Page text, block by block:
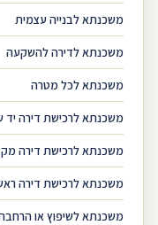
משכנתא לבנייה עצמית
משכנתא לדירה להשקעה
משכנתא לכל מטרה
משכנתא לרכישת דירה יד
משכנתא לרכישת דירה
משכנתא לרכישת דירה
משכנתא לשיפוץ או